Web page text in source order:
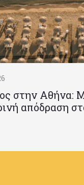
στην Αθήνα:
απόδραση